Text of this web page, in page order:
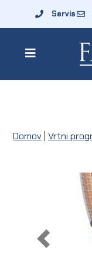
Servis
Domov Vrtni